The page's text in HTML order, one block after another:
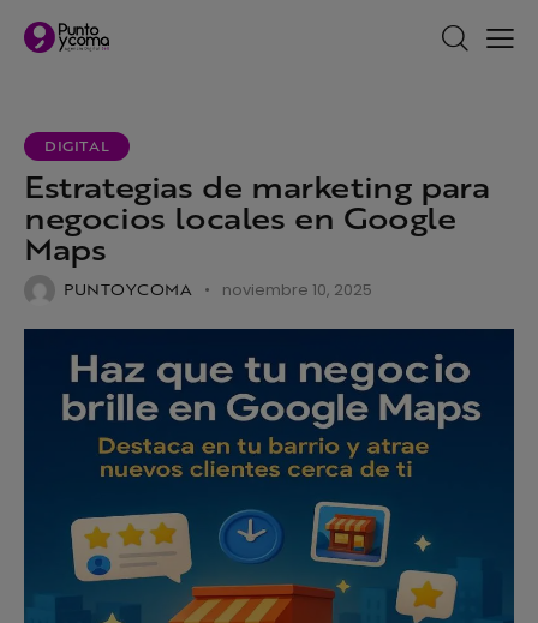
DIGITAL
Estrategias de marketing para
negocios locales en Google
Maps
PUNTOYCOMA noviembre 10, 2025